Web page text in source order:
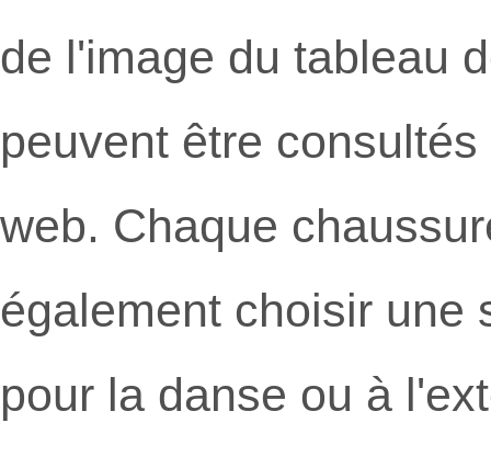
de l'image du tableau
peuvent être
web. Chaque
également choisir une
pour la danse ou à